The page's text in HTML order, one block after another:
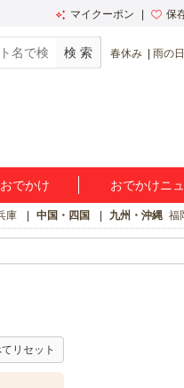
マイクーポン 保
春休み 雨の
でかけ おでかけニ
庫 中国・四国 九州・沖縄 福
リセット